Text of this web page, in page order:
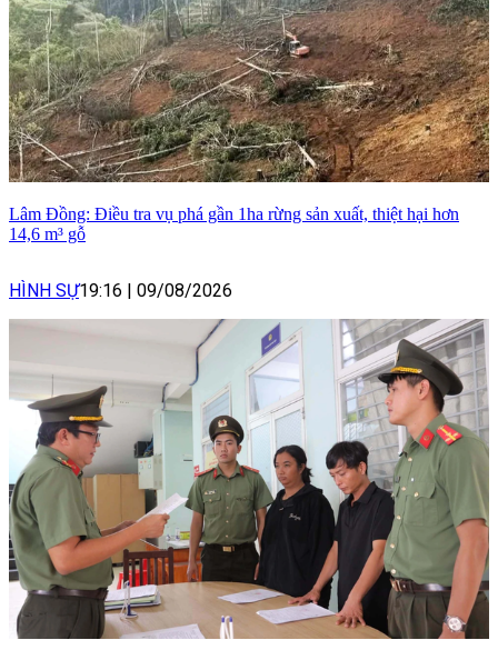
Lâm Đồng: Điều tra vụ phá gần 1ha rừng sản xuất, thiệt hại hơn
14,6 m³ gỗ
HÌNH SỰ19:16 09/08/2026